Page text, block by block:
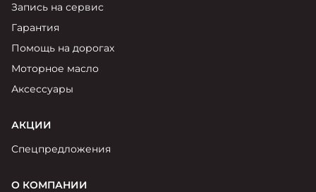
Запись на сервис
Гарантия
Помощь на дорогах
Моторное масло
Аксессуары
АКЦИИ
Спецпредложения
О КОМПАНИИ